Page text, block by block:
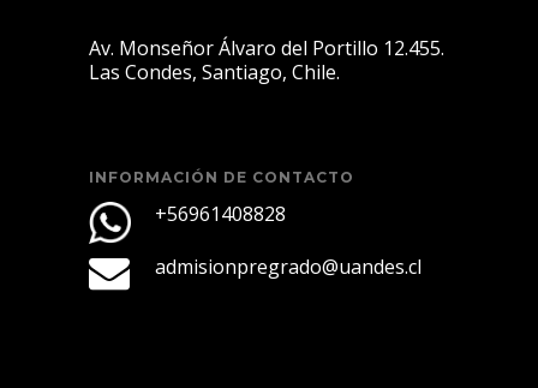
Av. Monseñor Álvaro del Portillo 12.455.
Las Condes, Santiago, Chile.
INFORMACIÓN DE CONTACTO
+56961408828
admisionpregrado@uandes.cl